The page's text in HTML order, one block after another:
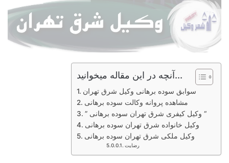
آنچه در این مقاله میخوانید...
سوابق سوده برهانی وکیل شرق تهران
مشاهده پروانه وکالت سوده برهانی
” وکیل کیفری شرق تهران سوده برهانی “
وکیل خانواده شرق تهران سوده برهانی
وکیل ملکی شرق تهران سوده برهانی
رضایت